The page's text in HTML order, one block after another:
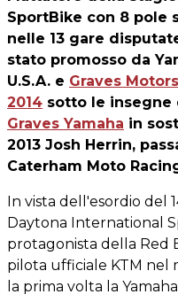
SportBike con 8 pole
nelle 13 gare
stato promosso da
U.S.A. e Graves
2014 sotto le insegne
Graves Yamaha in
2013 Josh Herrin,
Caterham Moto
In vista dell'esordio del
Daytona International
protagonista della Red
pilota ufficiale KTM nel
la prima volta la